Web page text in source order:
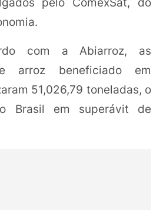
com a Abiarroz, as
arroz beneficiado em
51,026,79 toneladas, o
Brasil em superávit de